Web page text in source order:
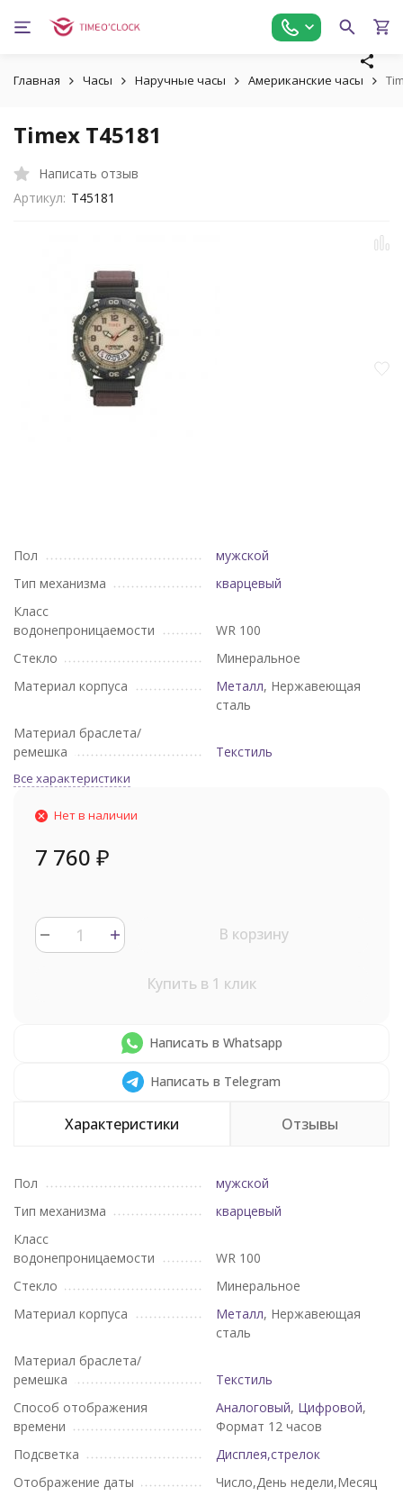
Главная Часы Наручные часы Американские часы
Timex T45181
Написать отзыв
Артикул: T45181
Пол
мужской
Тип механизма
кварцевый
Класс
водонепроницаемости
WR 100
Стекло
Минеральное
Материал корпуса
Металл, Нержавеющая
сталь
Материал браслета/
ремешка
Текстиль
Все характеристики
Нет в наличии
7 760 ₽
В корзину
Купить в 1 клик
Написать в Whatsapp
Написать в Telegram
Характеристики Отзывы
Пол
мужской
Тип механизма
кварцевый
Класс
водонепроницаемости
WR 100
Стекло
Минеральное
Материал корпуса
Металл, Нержавеющая
сталь
Материал браслета/
ремешка
Текстиль
Способ отображения
времени
Аналоговый, Цифровой,
Формат 12 часов
Подсветка
Дисплея,стрелок
Отображение даты
Число,День недели,Месяц